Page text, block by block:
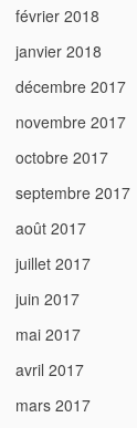
février 2018
janvier 2018
décembre 2017
novembre 2017
octobre 2017
septembre 2017
août 2017
juillet 2017
juin 2017
mai 2017
avril 2017
mars 2017